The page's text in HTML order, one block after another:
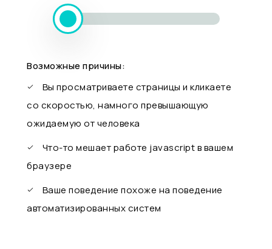
Возможные причины:
Вы просматриваете страницы и кликаете
со скоростью, намного превышающую
ожидаемую от человека
Что-то мешает работе javascript в вашем
браузере
Ваше поведение похоже на поведение
автоматизированных систем